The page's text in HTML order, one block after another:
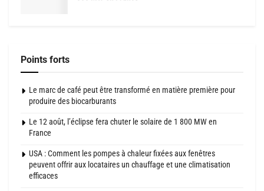
Points forts
Le marc de café peut être transformé en matière première pour
produire des biocarburants
Le 12 août, l’éclipse fera chuter le solaire de 1 800 MW en
France
USA : Comment les pompes à chaleur fixées aux fenêtres
peuvent offrir aux locataires un chauffage et une climatisation
efficaces